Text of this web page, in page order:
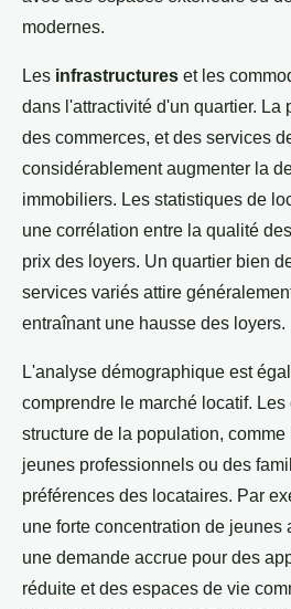
modernes.
Les infrastructures et les
dans l'attractivité d'un quartier. La
des commerces, et des services
considérablement augmenter la
immobiliers. Les statistiques de
une corrélation entre la qualité
prix des loyers. Un quartier bien
services variés attire
entraînant une hausse des loyers.
L'analyse démographique est
comprendre le marché locatif.
structure de la population,
jeunes professionnels ou des
préférences des locataires. Par
une forte concentration de jeunes
une demande accrue pour des
réduite et des espaces de vie